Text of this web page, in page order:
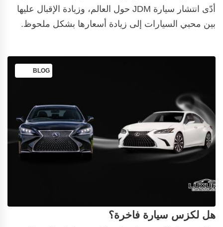
أدّى انتشار سيارة JDM حول العالم، وزيادة الإقبال عليها
بين محبي السيارات إلى زيادة أسعارها بشكل ملحوظ.
BLOG
هل لكزس سيارة فاخرة؟